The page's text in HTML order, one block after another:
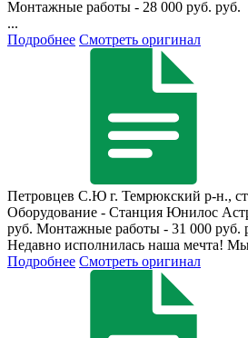
Монтажные работы - 28 000 руб. руб.
...
Подробнее Смотреть оригинал
Петровцев С.Ю г. Темрюкский р-н.,
Оборудование - Станция Юнилос
руб. Монтажные работы - 31 000 руб.
Недавно исполнилась наша мечта!
Подробнее Смотреть оригинал